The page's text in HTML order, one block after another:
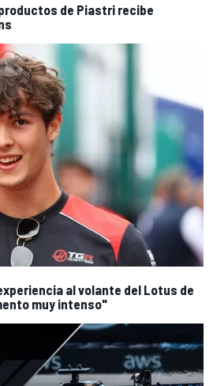
de Piastri recibe
al volante del Lotus de
muy intenso"